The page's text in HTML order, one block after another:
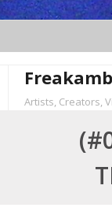
Artists, Creators,